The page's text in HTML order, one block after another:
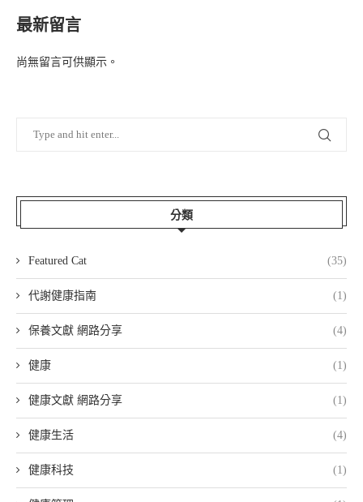
最新留言
尚無留言可供顯示。
分類
Featured Cat (35)
代謝健康指南 (1)
保養文獻 網路分享 (4)
健康 (1)
健康文獻 網路分享 (1)
健康生活 (4)
健康科技 (1)